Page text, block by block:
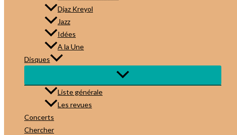
Djaz Kreyol
Jazz
Idées
A la Une
Disques
Liste générale
Les revues
Concerts
Chercher